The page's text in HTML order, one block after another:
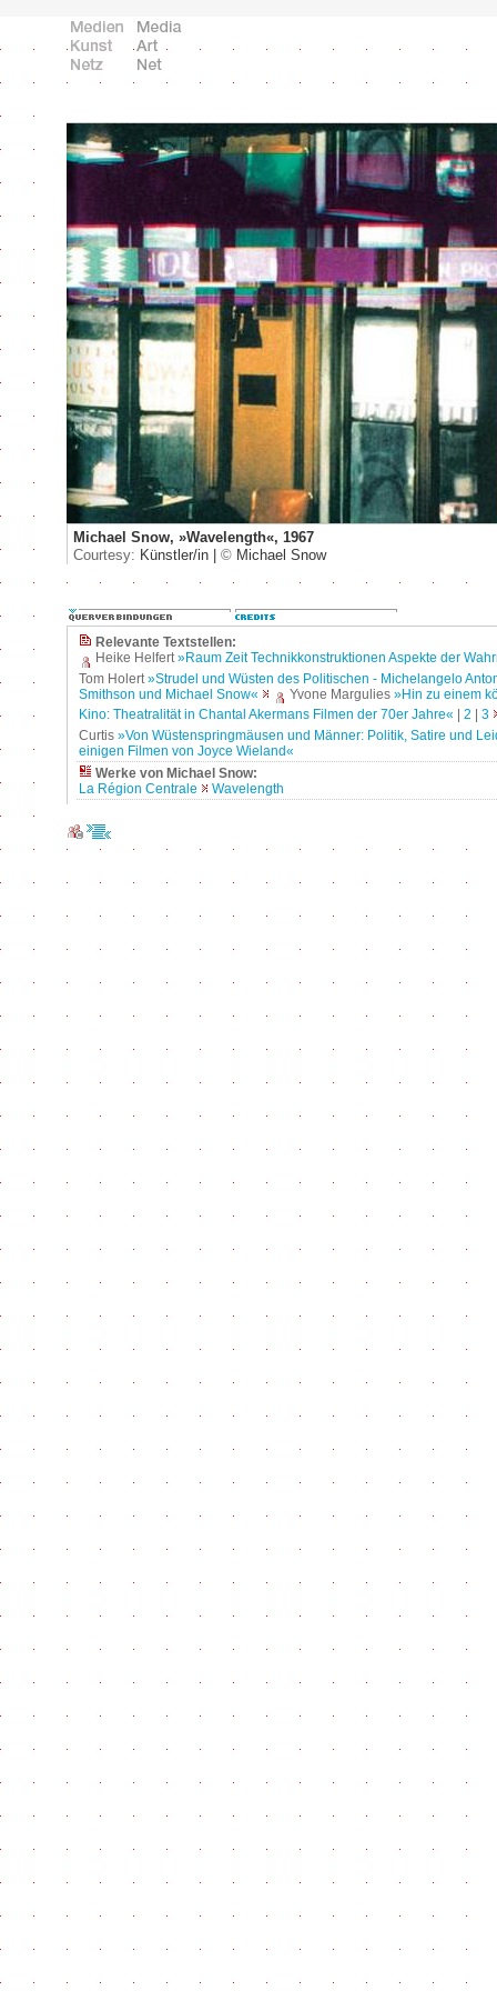
Michael Snow, »Wavelength«, 1967
Courtesy: Künstler/in | © Michael Snow
Relevante Textstellen:
Heike Helfert»Raum Zeit Technikkonstruktionen Aspekte der
Tom Holert »Strudel und Wüsten des Politischen - Michelangelo
Smithson und Michael Snow«
Yvone Margulies »Hin zu einem
Kino: Theatralität in Chantal Akermans Filmen der 70er Jahre«
2
3
Curtis »Von Wüstenspringmäusen und Männer: Politik, Satire und
einigen Filmen von Joyce Wieland«
Werke von Michael Snow:
La Région Centrale
Wavelength